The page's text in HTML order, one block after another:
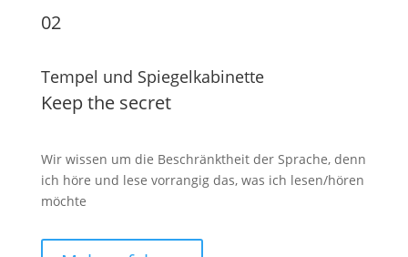
02
Tempel und Spiegelkabinette
Keep the secret
Wir wissen um die Beschränktheit der Sprache, denn
ich höre und lese vorrangig das, was ich lesen/hören
möchte